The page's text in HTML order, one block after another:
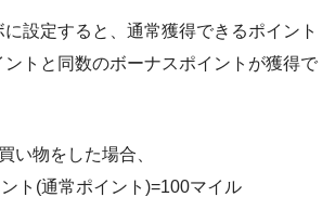
設定すると、通常獲得できるポイント
ントと同数のボーナスポイントが獲得で
い物をした場合、
ト(通常ポイント)=100マイル